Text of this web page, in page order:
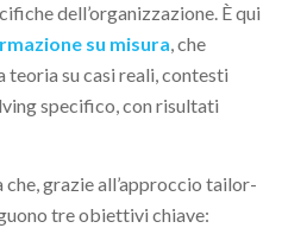
dell’organizzazione. È qui
su misura, che
teoria su casi reali, contesti
specifico, con risultati
grazie all’approccio tailor-
tre obiettivi chiave: